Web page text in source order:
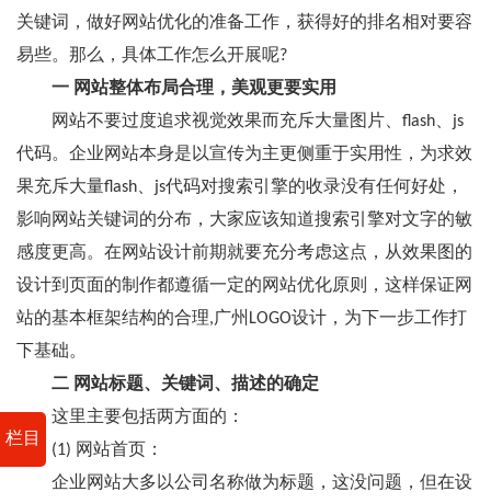
栏目
关键词，做好网站优化的准备工作，获得好的排名相对要容
易些。那么，具体工作怎么开展呢?
一 网站整体布局合理，美观更要实用
网站不要过度追求视觉效果而充斥大量图片、flash、js
代码。企业网站本身是以宣传为主更侧重于实用性，为求效
果充斥大量flash、js代码对搜索引擎的收录没有任何好处，
影响网站关键词的分布，大家应该知道搜索引擎对文字的敏
感度更高。在网站设计前期就要充分考虑这点，从效果图的
设计到页面的制作都遵循一定的网站优化原则，这样保证网
站的基本框架结构的合理,广州LOGO设计，为下一步工作打
下基础。
二 网站标题、关键词、描述的确定
这里主要包括两方面的：
(1) 网站首页：
企业网站大多以公司名称做为标题，这没问题，但在设